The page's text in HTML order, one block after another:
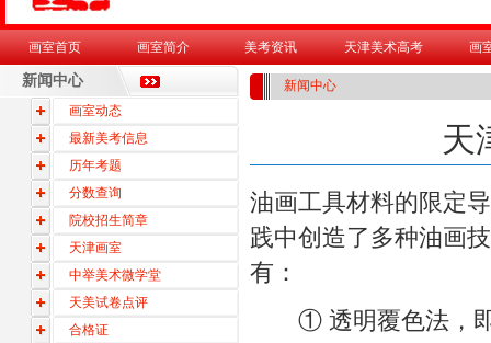
画室首页 画室简介 美考资讯 天津美术高考 画
新闻中心
画室动态
最新美考信息
历年考题
分数查询
院校招生简章
天津画室
中举美术微学堂
天美试卷点评
合格证
新闻中心
天
油画工具材料的限定
践中创造了多种油画
有：
① 透明覆色法，即